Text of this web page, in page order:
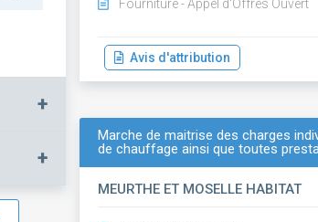
+
+
Fourniture - Appel d'Offres Ouvert
Avis d'attribution
Marche de maitrise des charges
de chauffage ainsi que toutes
MEURTHE ET MOSELLE HABITAT